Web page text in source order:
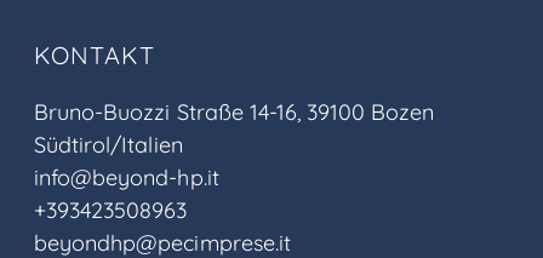
KONTAKT
Bruno-Buozzi Straße 14-16, 39100 Bozen
Südtirol/Italien
info@beyond-hp.it
+393423508963
beyondhp@pecimprese.it